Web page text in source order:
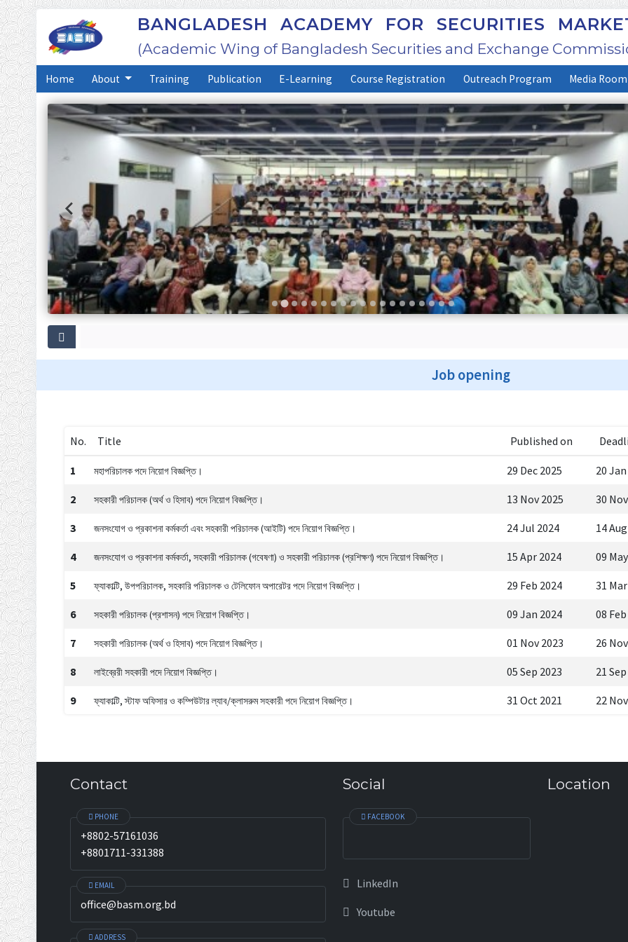
BANGLADESH ACADEMY FOR SECURITIES
(Academic Wing of Bangladesh Securities and Exchange
Home About Training Publication E-Learning Course Registration Outreach Program Media Room
Job opening
No. Title Published on
1 মহাপরিচালক পদে নিয়োগ বিজ্ঞপ্তি। 29 Dec 2025 20
2 সহকারী পরিচালক (অর্থ ও হিসাব) পদে নিয়োগ বিজ্ঞপ্তি। 13 Nov 2025 30
3 জনসংযোগ ও প্রকাশনা কর্মকর্তা এবং সহকারী পরিচালক (আইটি) পদে নিয়োগ বিজ্ঞপ্তি। 24 Jul 2024 14
4 জনসংযোগ ও প্রকাশনা কর্মকর্তা, সহকারী পরিচালক (গবেষণা) ও সহকারী পরিচালক (প্রশিক্ষণ) পদে নিয়োগ বিজ্ঞপ্তি। 15 Apr 2024 09
5 ফ্যাকাল্টি, উপপরিচালক, সহকারি পরিচালক ও টেলিফোন অপারেটর পদে নিয়োগ বিজ্ঞপ্তি। 29 Feb 2024 31
6 সহকারী পরিচালক (প্রশাসন) পদে নিয়োগ বিজ্ঞপ্তি। 09 Jan 2024 08
7 সহকারী পরিচালক (অর্থ ও হিসাব) পদে নিয়োগ বিজ্ঞপ্তি। 01 Nov 2023 26
8 লাইব্রেরী সহকারী পদে নিয়োগ বিজ্ঞপ্তি। 05 Sep 2023 21
9 ফ্যাকাল্টি, স্টাফ অফিসার ও কম্পিউটার ল্যাব/ক্লাসরুম সহকারী পদে নিয়োগ বিজ্ঞপ্তি। 31 Oct 2021 22
Contact
PHONE
+8802-57161036
+8801711-331388
EMAIL
office@basm.org.bd
ADDRESS
Social
FACEBOOK
LinkedIn
Youtube
Location